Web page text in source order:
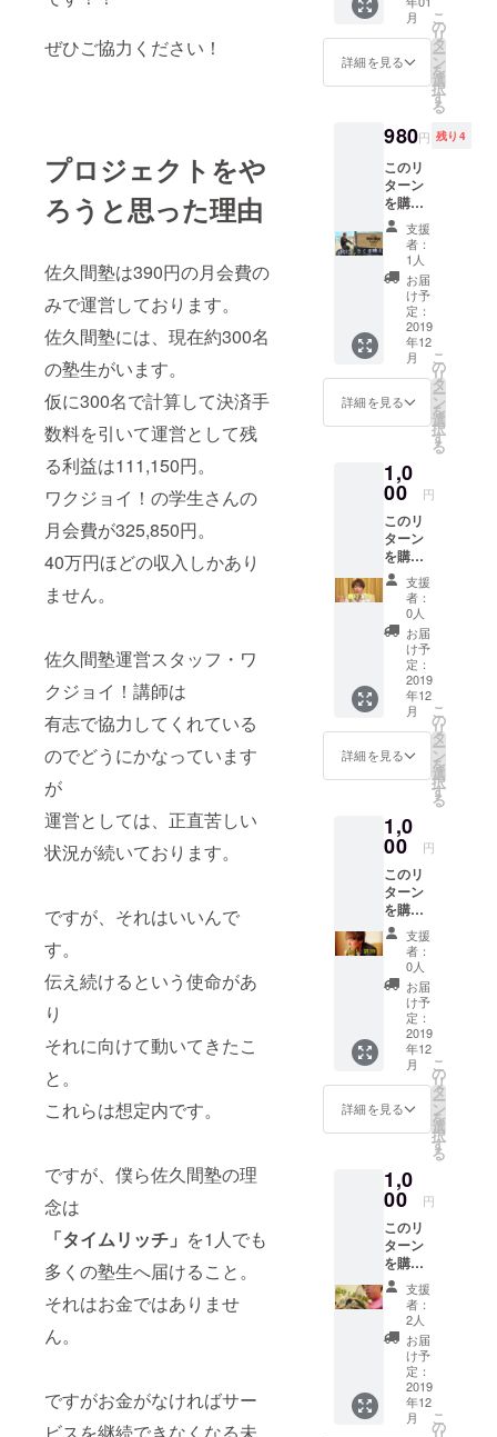
ぜひご協力ください！
プロジェクトをや
ろうと思った理由
佐久間塾は390円の月会費の
みで運営しております。
佐久間塾には、現在約300名
の塾生がいます。
仮に300名で計算して決済手
数料を引いて運営として残
る利益は111,150円。
ワクジョイ！の学生さんの
月会費が325,850円。
40万円ほどの収入しかあり
ません。
佐久間塾運営スタッフ・ワ
クジョイ！講師は
有志で協力してくれている
のでどうにかなっています
が
運営としては、正直苦しい
状況が続いております。
ですが、それはいいんで
す。
伝え続けるという使命があ
り
それに向けて動いてきたこ
と。
これらは想定内です。
ですが、僕ら佐久間塾の理
念は
「タイムリッチ」 を1人でも
多くの塾生へ届けること。
それはお金ではありませ
ん。
ですがお金がなければサー
ビスを継続できなくなる未
に行い
ます
でオリ
ジナル
ステッ
カーが
届きま
す。 届
テッ
カーは
なぜか
XXXIX
に掲載
されて
いるス
テッ
カーと
同じも
のとな
りま
す。 そ
して
「ス
テッ
カーマ
ニア」
を授与
しま
す。
月
詳細を見る
こ
の
リ
タ
ー
ン
を
選
択
す
る
980円 残り4
このリ
ターン
を購入
してい
ただく
と 同じ
リター
ンを購
入した
人とあ
なたと
佐久間
で写真
が撮影
できま
す。 そ
ぜかそ
れが後
日佐久
間のイ
ンスタ
の1枚目
に掲載
されま
す。 そ
して
「さく
ま映
え」の
称号を
授与し
ます。
支援
者：
1人
お届
け予
定：
2019
年12
月
詳細を見る
こ
の
リ
タ
ー
ン
を
選
択
す
る
1,0
00 円
このリ
ターン
を購入
してい
ただく
と 来場
のお礼
に後日
佐久間
から
「カメ
ラ目
線」で
のビデ
オメッ
セージ
ます。
全身全
霊を込
めて今
回の来
場のお
礼の
メッ
セージ
を伝え
ます。
支援
者：
0人
お届
け予
定：
2019
年12
月
詳細を見る
こ
の
リ
タ
ー
ン
を
選
択
す
る
1,0
00 円
このリ
ターン
を購入
してい
ただく
と 来場
のお礼
に後日
佐久間
から
「ナナ
メの角
度」で
のビデ
オメッ
セージ
ます。
全身全
霊を込
めて今
回の来
場のお
礼の
メッ
セージ
を伝え
ます。
支援
者：
0人
お届
け予
定：
2019
年12
月
詳細を見る
こ
の
リ
タ
ー
ン
を
選
択
す
る
1,0
00 円
このリ
ターン
を購入
してい
ただく
と 来場
のお礼
に後日
佐久間
と愛猫
のトラ
からビ
支援
者：
2人
お届
け予
定：
2019
年12
月
こ
の